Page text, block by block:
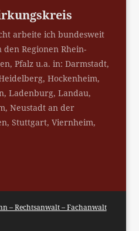
arbeite ich bundesweit
Regionen Rhein-
Pfalz u.a. in: Darmstadt,
Hockenheim,
Ladenburg, Landau,
Neustadt an der
Stuttgart, Viernheim,
– Rechtsanwalt – Fachanwalt